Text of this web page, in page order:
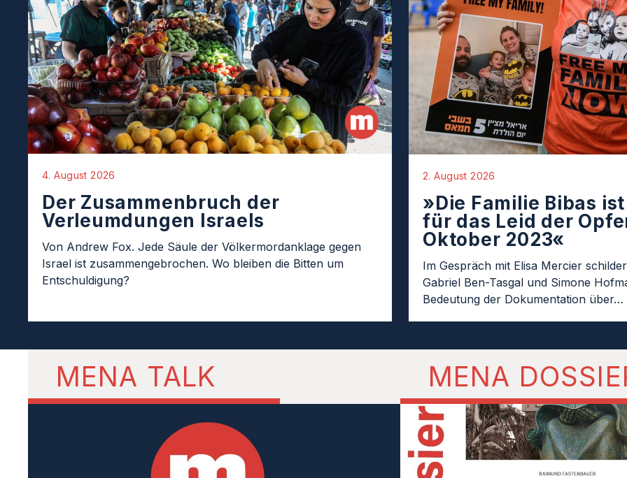
4. August 2026
Der Zusammenbruch der
Verleumdungen Israels
Von Andrew Fox. Jede Säule der Völkermordanklage gegen
Israel ist zusammengebrochen. Wo bleiben die Bitten um
Entschuldigung?
2. August 2026
»Die Familie Bibas
für das Leid der
Oktober 2023«
Im Gespräch mit Elisa Mercier
Gabriel Ben-Tasgal und Simone
Bedeutung der Dokumentation über…
MENA TALK MENA